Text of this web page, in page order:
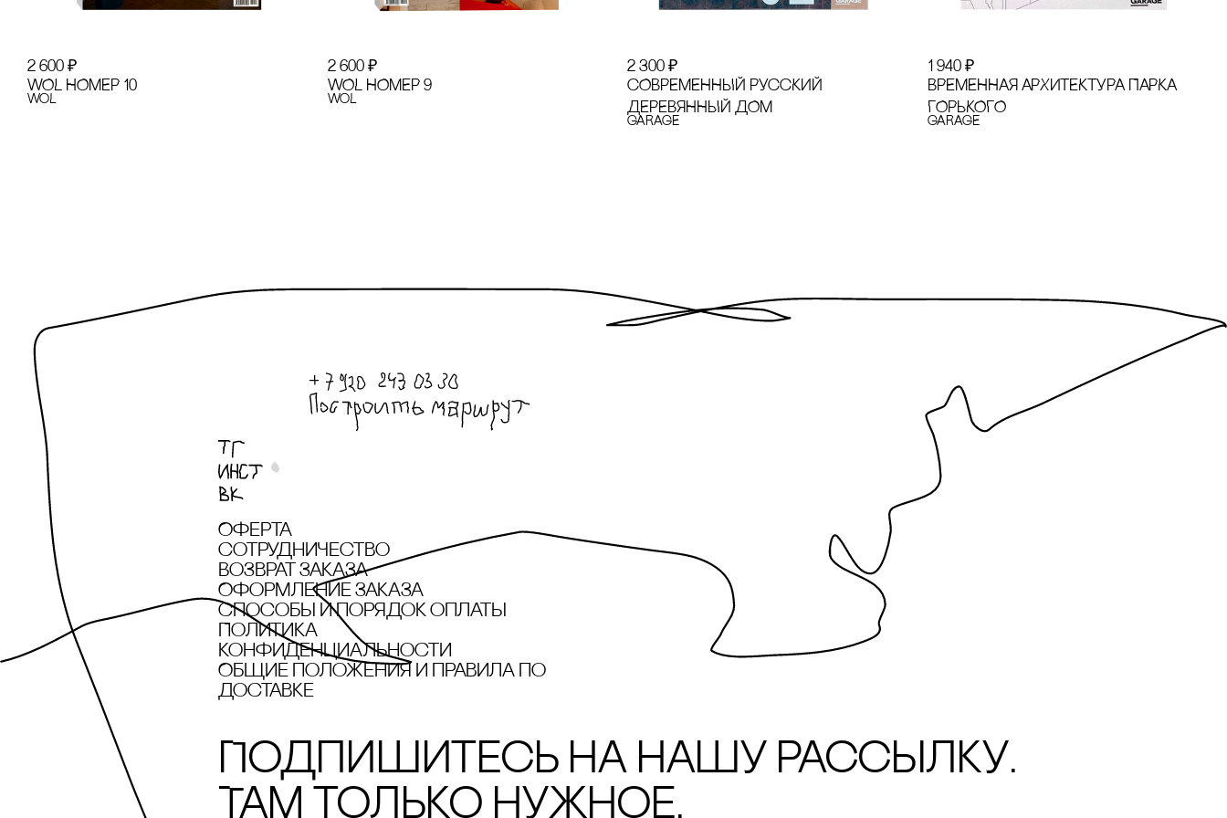
2 600 ₽
WOL НОМЕР 10
WoL
2 600 ₽
WOL НОМЕР 9
WoL
2 300 ₽
сОВРЕМЕННЫЙ РУссКИЙ
ДЕРЕВЯННЫЙ ДОМ
GARAGE
1 940 ₽
ВРЕМЕННАЯ АРХИТЕКТУРА ПАРКА
ГОРЬКОГО
GARAGE
Оферта
сотрудничество
Возврат заказа
Оформление заказа
cпособы и порядок оплаты
Политика
конфиденциальности
Общие положения и правила по
доставке
Подпишитесь на нашу рассылку.
Там только нужное.